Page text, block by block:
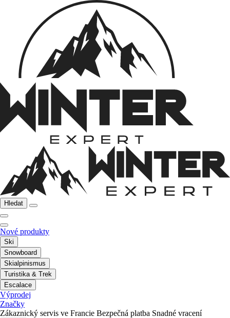
Hledat
Nové produkty
Ski
Snowboard
Skialpinismus
Turistika & Trek
Escalace
Výprodej
Značky
Zákaznický servis ve Francie Bezpečná platba Snadné vracení